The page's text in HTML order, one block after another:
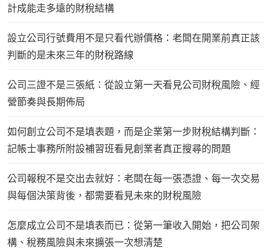
計成能走多遠的財稅結構
設立公司行號費用不是只看代辦價格：老闆在開業前真正該
判斷的是未來三年的財稅路線
公司三證不是三張紙：從設立第一天看見公司財稅風險、經
營節奏與長期佈局
如何創立公司不是填表題，而是企業第一步財稅結構判斷：
記帳士事務所附設補習班看見創業者真正搜尋的問題
公司報稅不是交出去就好：老闆在每一張憑證、每一次交易
與每個決策背後，都需要看見未來的財稅風險
怎麼成立公司不是填表而已：從第一筆收入開始，把公司架
構、稅務風險與未來擴張一次想清楚